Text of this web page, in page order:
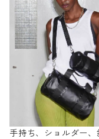
手持ち、ショルダー、